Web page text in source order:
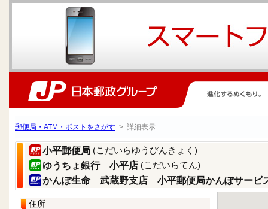
郵便局・ATM・ポストをさがす > 詳細表示
小平郵便局 (こだいらゆうびんきょく)
ゆうちょ銀行 小平店 (こだいらてん)
かんぽ生命 武蔵野支店 小平郵便局かんぽサービ
住所